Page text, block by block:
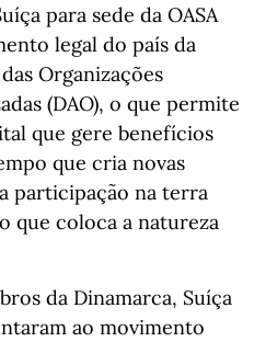
para sede da OASA
legal do país da
Organizações
(DAO), o que permite
que gere benefícios
que cria novas
participação na terra
que coloca a natureza
da Dinamarca, Suíça
ao movimento